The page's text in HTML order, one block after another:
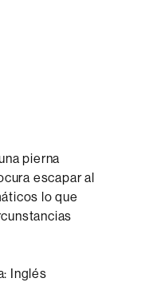
pierna
escapar al
lo que
Inglés